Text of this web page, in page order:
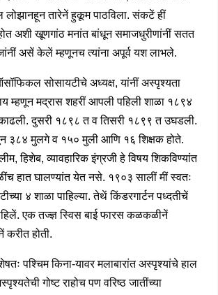
लोझानहून तारेनें हुकूम पाठविला. संकटें हीं
होत अशी खूणगांठ मनांत बांधून समाजधुरीणांनीं सतत
असें केलें म्हणूनच त्यांना अपूर्व यश लाभले.
सोसायटीचे अध्यक्ष, यांनीं अस्पृश्यता
म्हणून मद्रास शहरीं आपली पहिली शाळा १८९४
दुसरी १८९८ त व तिसरी १८९९ त उघडली.
३८४ मुलगे व १५० मुली आणि १६ शिक्षक होते.
हिशेब, व्यावहारिक इंग्रजी हे विषय शिकविण्यांत
हात घालण्यांत येत नसे. १९०३ सालीं मीं स्वतः
४ शाळा पाहिल्या. तेथें किंडरगार्टन पध्दतीचें
एक तज्ज्ञ स्विस बाई फारस कळकळीनें
होती.
पश्चिम किना-यावर मलाबारांत अस्पृश्यांचे हाल
गोष्ट राहोच पण वरिष्ठ जातींच्या